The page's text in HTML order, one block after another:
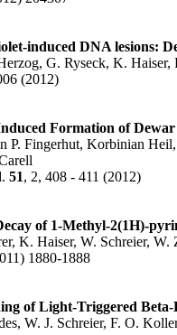
induced DNA lesions:
G. Ryseck, K.
(2012)
Formation of
P. Fingerhut, Korbinian
51, 2, 408 - 411 (2012)
of 1-Methyl-2(1H)-
K. Haiser, W. Schreier, W.
1880-1888
of Light-Triggered
W. J. Schreier, F. O.